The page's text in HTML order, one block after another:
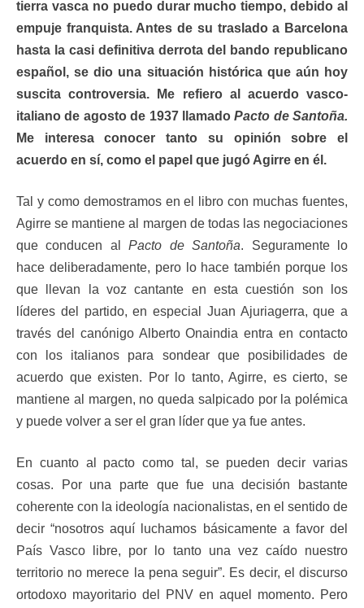
tierra vasca no puedo durar mucho tiempo, debido al
empuje franquista. Antes de su traslado a Barcelona
hasta la casi definitiva derrota del bando republicano
español, se dio una situación histórica que aún hoy
suscita controversia. Me refiero al acuerdo vasco-
italiano de agosto de 1937 llamadoPacto de Santoña.
Me interesa conocer tanto su opinión sobre el
acuerdo en sí, como el papel que jugó Agirre en él.
Tal y como demostramos en el libro con muchas fuentes,
Agirre se mantiene al margen de todas las negociaciones
que conducen alPacto de Santoña. Seguramente lo
hace deliberadamente, pero lo hace también porque los
que llevan la voz cantante en esta cuestión son los
líderes del partido, en especial Juan Ajuriagerra, que a
través del canónigo Alberto Onaindia entra en contacto
con los italianos para sondear que posibilidades de
acuerdo que existen. Por lo tanto, Agirre, es cierto, se
mantiene al margen, no queda salpicado por la polémica
y puede volver a ser el gran líder que ya fue antes.
En cuanto al pacto como tal, se pueden decir varias
cosas. Por una parte que fue una decisión bastante
coherente con la ideología nacionalistas, en el sentido de
decir “nosotros aquí luchamos básicamente a favor del
País Vasco libre, por lo tanto una vez caído nuestro
territorio no merece la pena seguir”. Es decir, el discurso
ortodoxo mayoritario del PNV en aquel momento. Pero